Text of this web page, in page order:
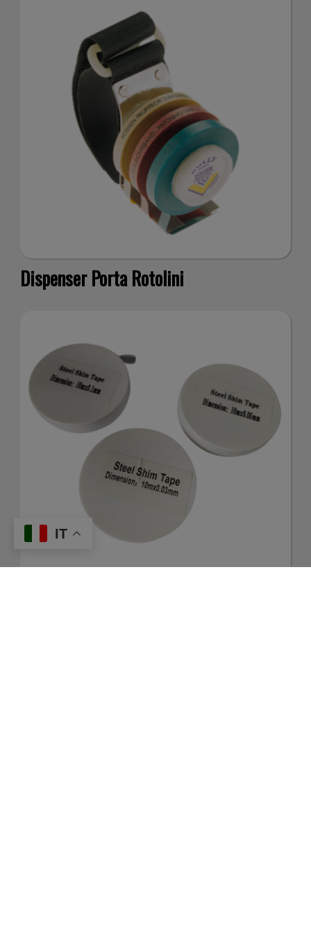
IT
Dispenser Porta Rotolini
sul tuo
utilizzo del
nostro sito
con i nostri
si
occupano
di analisi